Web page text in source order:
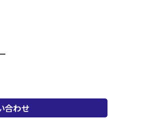
合わせ